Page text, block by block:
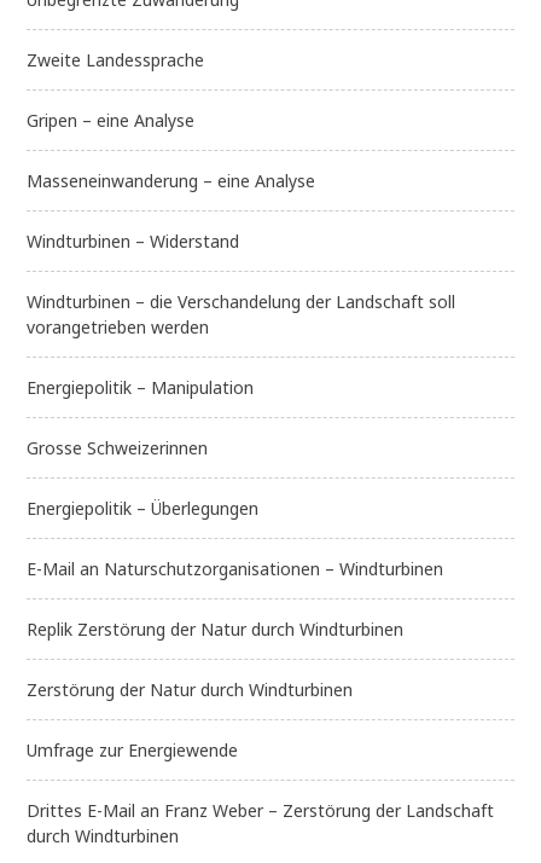
Zweite Landessprache
Gripen – eine Analyse
Masseneinwanderung – eine Analyse
Windturbinen – Widerstand
Windturbinen – die Verschandelung der Landschaft soll
vorangetrieben werden
Energiepolitik – Manipulation
Grosse Schweizerinnen
Energiepolitik – Überlegungen
E-Mail an Naturschutzorganisationen – Windturbinen
Replik Zerstörung der Natur durch Windturbinen
Zerstörung der Natur durch Windturbinen
Umfrage zur Energiewende
Drittes E-Mail an Franz Weber – Zerstörung der Landschaft
durch Windturbinen